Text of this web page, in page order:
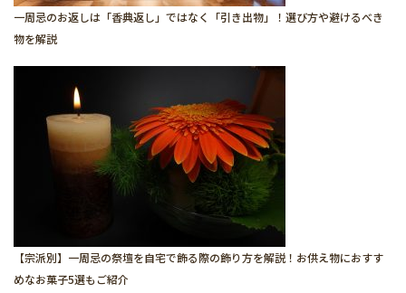
一周忌のお返しは「香典返し」ではなく「引き出物」！選び方や避けるべき
物を解説
【宗派別】一周忌の祭壇を自宅で飾る際の飾り方を解説！お供え物におすす
めなお菓子5選もご紹介